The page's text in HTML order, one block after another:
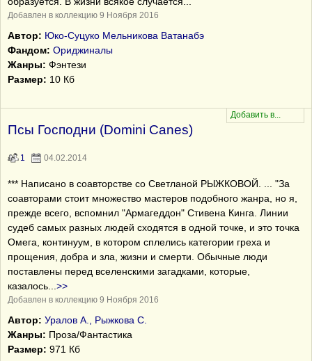
Добавлен в коллекцию 9 Ноября 2016
Автор: Юко-Суцуко Мельникова Ватанабэ
Фандом: Ориджиналы
Жанры: Фэнтези
Размер: 10 Кб
Псы Господни (Domini Canes)
1 04.02.2014
*** Написано в соавторстве со Светланой РЫЖКОВОЙ. ... "За
соавторами стоит множество мастеров подобного жанра, но я,
прежде всего, вспомнил "Армагеддон" Стивена Кинга. Линии
судеб самых разных людей сходятся в одной точке, и это точка
Омега, континуум, в котором сплелись категории греха и
прощения, добра и зла, жизни и смерти. Обычные люди
поставлены перед вселенскими загадками, которые,
казалось
>>
Добавлен в коллекцию 9 Ноября 2016
Автор: Уралов А., Рыжкова С.
Жанры: Проза/Фантастика
Размер: 971 Кб